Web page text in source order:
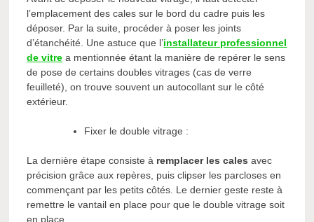
l’emplacement des cales sur le bord du cadre puis les
déposer. Par la suite, procéder à poser les joints
d’étanchéité. Une astuce que l’installateur professionnel
de vitre a mentionnée étant la manière de repérer le sens
de pose de certains doubles vitrages (cas de verre
feuilleté), on trouve souvent un autocollant sur le côté
extérieur.
Fixer le double vitrage :
La dernière étape consiste à remplacer les cales avec
précision grâce aux repères, puis clipser les parcloses en
commençant par les petits côtés. Le dernier geste reste à
remettre le vantail en place pour que le double vitrage soit
en place.